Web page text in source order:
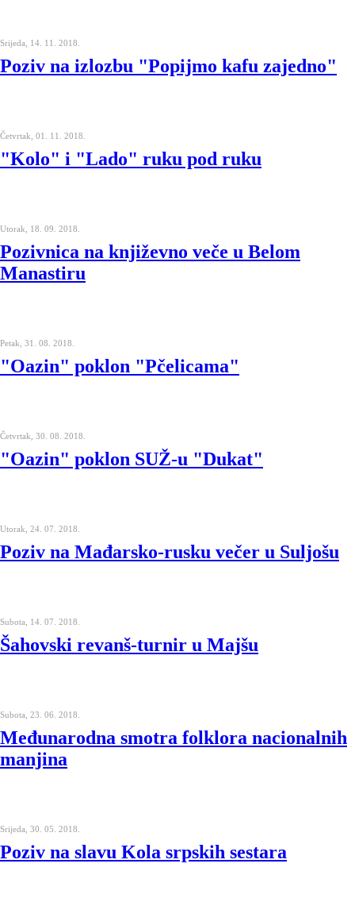
Srijeda, 14. 11. 2018.
Poziv na izlozbu "Popijmo kafu zajedno"
Četvrtak, 01. 11. 2018.
"Kolo" i "Lado" ruku pod ruku
Utorak, 18. 09. 2018.
Pozivnica na književno veče u Belom
Manastiru
Petak, 31. 08. 2018.
"Oazin" poklon "Pčelicama"
Četvrtak, 30. 08. 2018.
"Oazin" poklon SUŽ-u "Dukat"
Utorak, 24. 07. 2018.
Poziv na Mađarsko-rusku večer u Suljošu
Subota, 14. 07. 2018.
Šahovski revanš-turnir u Majšu
Subota, 23. 06. 2018.
Međunarodna smotra folklora nacionalnih
manjina
Srijeda, 30. 05. 2018.
Poziv na slavu Kola srpskih sestara